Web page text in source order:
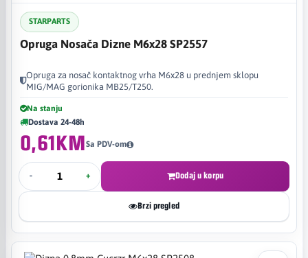
STARPARTS
Opruga Nosača Dizne M6x28 SP2557
Opruga za nosač kontaktnog vrha M6x28 u prednjem sklopu
MIG/MAG gorionika MB25/T250.
Na stanju
Dostava 24-48h
0,61KMSa PDV-om
- + Dodaj u korpu
Brzi pregled